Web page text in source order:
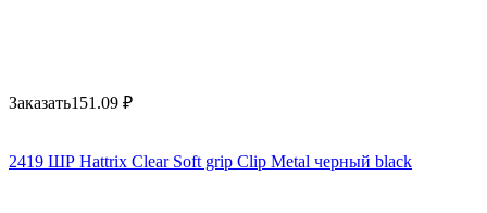
Заказать151.09 ₽
2419 ШР Hattrix Clear Soft grip Clip Metal черный black